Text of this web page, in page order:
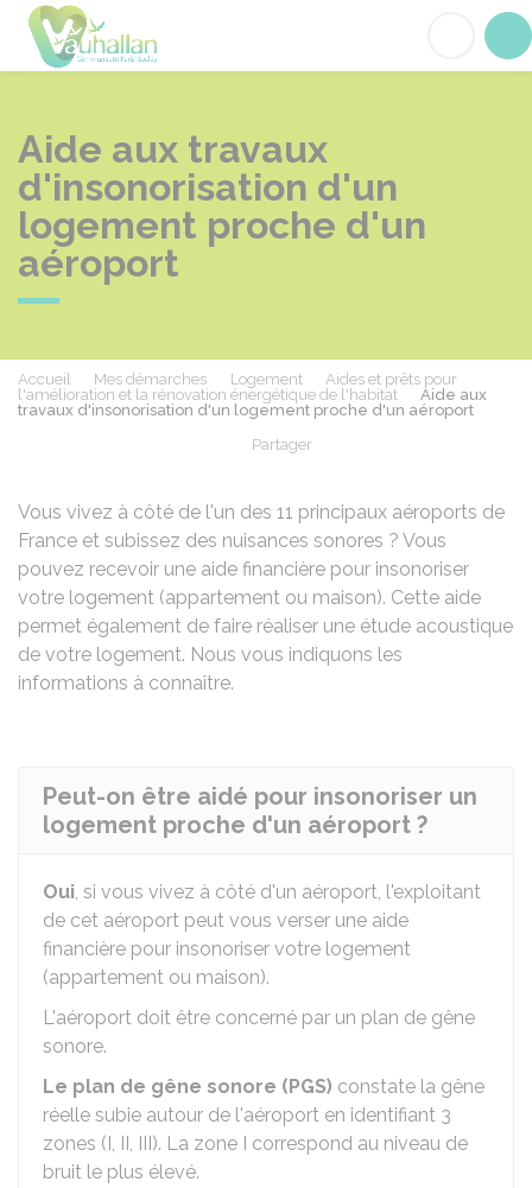
Aide aux travaux
d'insonorisation d'un
logement proche d'un
aéroport
Accueil Mes démarches Logement
Aides et prêts pour
l'amélioration et la rénovation énergétique de l'habitat
Aide aux
travaux d'insonorisation d'un logement proche d'un aéroport
Partager
Vous vivez à côté de l'un des 11 principaux aéroports de
France et subissez des nuisances sonores ? Vous
pouvez recevoir une aide financière pour insonoriser
votre logement (appartement ou maison). Cette aide
permet également de faire réaliser une étude acoustique
de votre logement. Nous vous indiquons les
informations à connaître.
Peut-on être aidé pour insonoriser un
logement proche d'un aéroport ?
Oui, si vous vivez à côté d'un aéroport, l'exploitant
de cet aéroport peut vous verser une aide
financière pour insonoriser votre logement
(appartement ou maison).
L'aéroport doit être concerné par un plan de gêne
sonore.
Le plan de gêne sonore (PGS) constate la gêne
réelle subie autour de l'aéroport en identifiant 3
zones (I, II, III). La zone I correspond au niveau de
bruit le plus élevé.